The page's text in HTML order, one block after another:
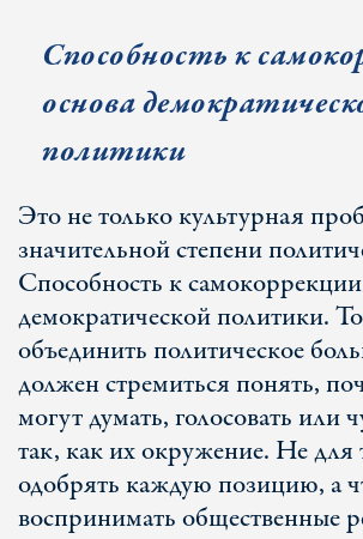
Способность к
основа
политики
Это не только культурная
значительной степени
Способность к
демократической политики.
объединить политическое
должен стремиться понять,
могут думать, голосовать или
так, как их окружение. Не для
одобрять каждую позицию, а
воспринимать общественные